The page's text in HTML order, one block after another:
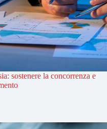
sostenere la concorrenza e